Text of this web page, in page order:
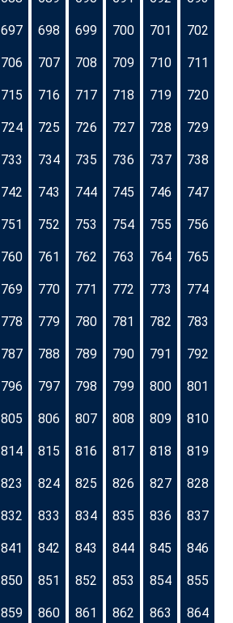
697 698 699 700 701 702
706 707 708 709 710 711
715 716 717 718 719 720
724 725 726 727 728 729
733 734 735 736 737 738
742 743 744 745 746 747
751 752 753 754 755 756
760 761 762 763 764 765
769 770 771 772 773 774
778 779 780 781 782 783
787 788 789 790 791 792
796 797 798 799 800 801
805 806 807 808 809 810
814 815 816 817 818 819
823 824 825 826 827 828
832 833 834 835 836 837
841 842 843 844 845 846
850 851 852 853 854 855
859 860 861 862 863 864